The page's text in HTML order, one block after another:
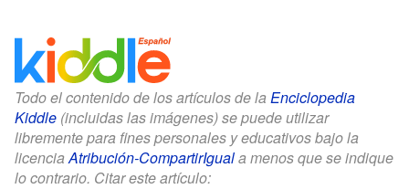
Todo el contenido de los artículos de la Enciclopedia
Kiddle (incluidas las imágenes) se puede utilizar
libremente para fines personales y educativos bajo la
licenciaAtribución-CompartirIguala menos que se indique
lo contrario. Citar este artículo: